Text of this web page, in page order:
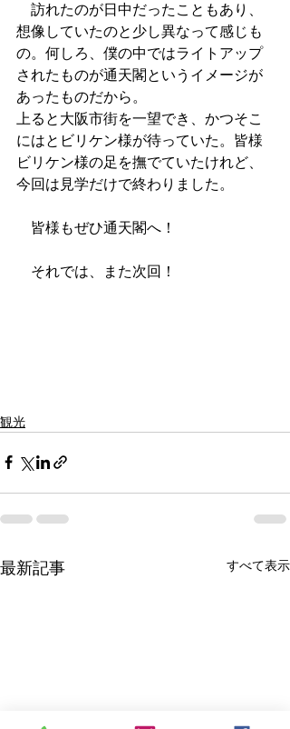
訪れたのが日中だったこともあり、
想像していたのと少し異なって感じも
の。何しろ、僕の中ではライトアップ
されたものが通天閣というイメージが
あったものだから。
上ると大阪市街を一望でき、かつそこ
にはとビリケン様が待っていた。皆様
ビリケン様の足を撫でていたけれど、
今回は見学だけで終わりました。
皆様もぜひ通天閣へ！
それでは、また次回！
観光
最新記事 すべて表示